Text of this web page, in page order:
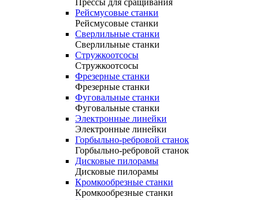
Прессы для сращивания
Рейсмусовые станки
Рейсмусовые станки
Сверлильные станки
Сверлильные станки
Стружкоотсосы
Стружкоотсосы
Фрезерные станки
Фрезерные станки
Фуговальные станки
Фуговальные станки
Электронные линейки
Электронные линейки
Горбыльно-ребровой станок
Горбыльно-ребровой станок
Дисковые пилорамы
Дисковые пилорамы
Кромкообрезные станки
Кромкообрезные станки